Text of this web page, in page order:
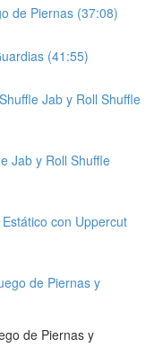
de Piernas (37:08)
(41:55)
Jab y Roll Shuffle
Jab y Roll Shuffle
con Uppercut
de Piernas y
de Piernas y